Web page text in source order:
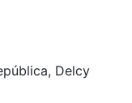
Delcy